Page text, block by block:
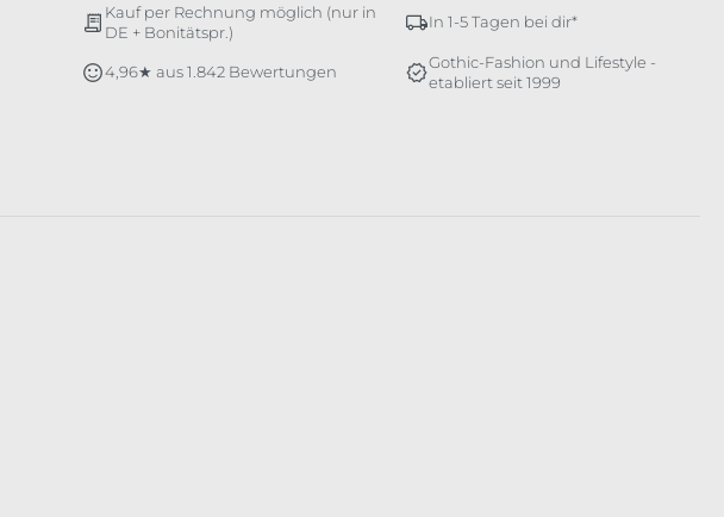
Kauf per Rechnung möglich (nur in
DE + Bonitätspr.)
In 1-5 Tagen bei dir*
4,96★ aus 1.842 Bewertungen
Gothic-Fashion und Lifestyle -
etabliert seit 1999